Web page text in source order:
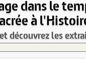
dans le
à
découvrez les